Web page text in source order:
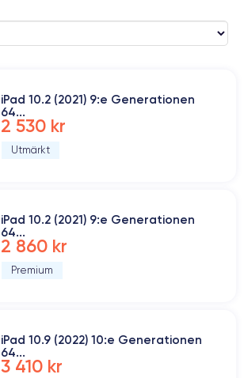
iPad 10.2 (2021) 9:e Generationen
64...
2 530 kr
Utmärkt
iPad 10.2 (2021) 9:e Generationen
64...
2 860 kr
Premium
iPad 10.9 (2022) 10:e Generationen
64...
3 410 kr